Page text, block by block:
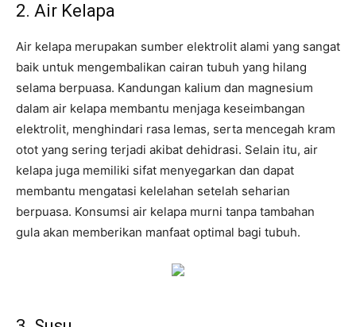
2. Air Kelapa
Air kelapa merupakan sumber elektrolit alami yang sangat
baik untuk mengembalikan cairan tubuh yang hilang
selama berpuasa. Kandungan kalium dan magnesium
dalam air kelapa membantu menjaga keseimbangan
elektrolit, menghindari rasa lemas, serta mencegah kram
otot yang sering terjadi akibat dehidrasi. Selain itu, air
kelapa juga memiliki sifat menyegarkan dan dapat
membantu mengatasi kelelahan setelah seharian
berpuasa. Konsumsi air kelapa murni tanpa tambahan
gula akan memberikan manfaat optimal bagi tubuh.